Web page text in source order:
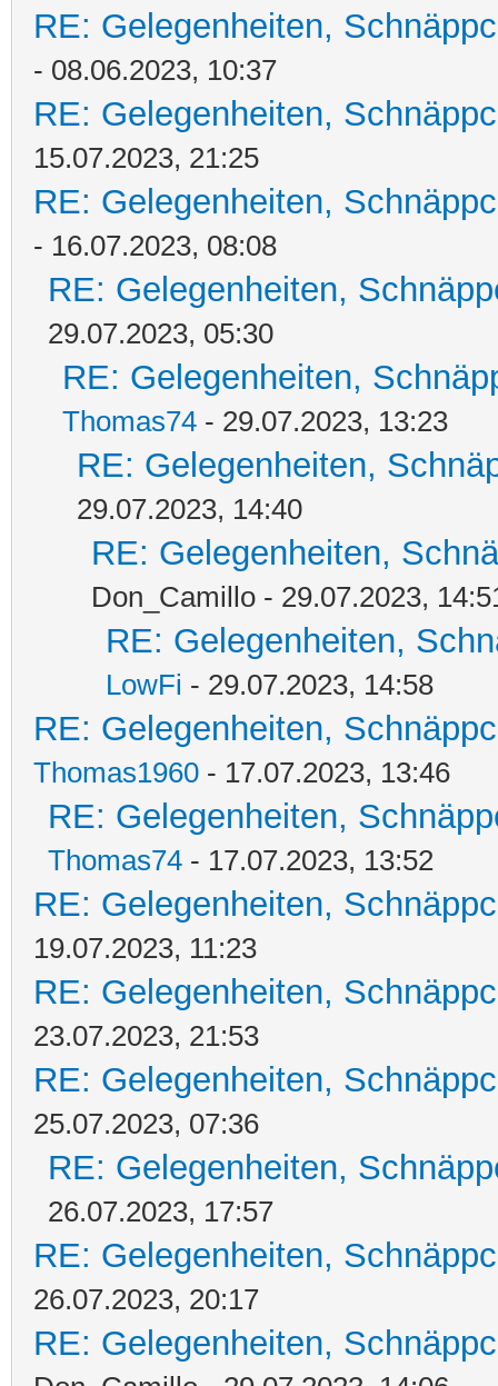
RE: Gelegenheiten,
- 08.06.2023, 10:37
RE: Gelegenheiten,
15.07.2023, 21:25
RE: Gelegenheiten,
- 16.07.2023, 08:08
RE: Gelegenheiten,
29.07.2023, 05:30
RE: Gelegenheiten,
Thomas74 - 29.07.2023, 13:23
RE: Gelegenheiten,
29.07.2023, 14:40
RE: Gelegenheiten,
Don_Camillo - 29.07.2023,
RE: Gelegenheiten,
LowFi - 29.07.2023, 14:58
RE: Gelegenheiten,
Thomas1960 - 17.07.2023, 13:46
RE: Gelegenheiten,
Thomas74 - 17.07.2023, 13:52
RE: Gelegenheiten,
19.07.2023, 11:23
RE: Gelegenheiten,
23.07.2023, 21:53
RE: Gelegenheiten,
25.07.2023, 07:36
RE: Gelegenheiten,
26.07.2023, 17:57
RE: Gelegenheiten,
26.07.2023, 20:17
RE: Gelegenheiten,